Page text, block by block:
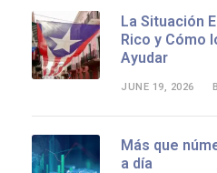
La Situación
Rico y Cómo
Ayudar
JUNE 19, 2026
Más que
a día